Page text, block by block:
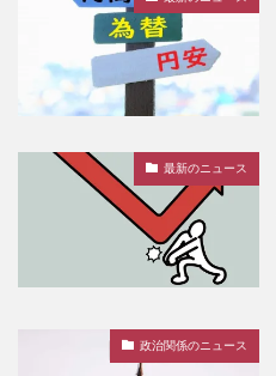
最新のニュース
政治関係のニュース